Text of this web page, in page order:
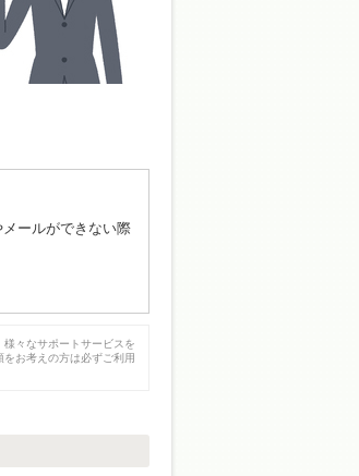
ールができない際
々なサポートサービスを
お考えの方は必ずご利用